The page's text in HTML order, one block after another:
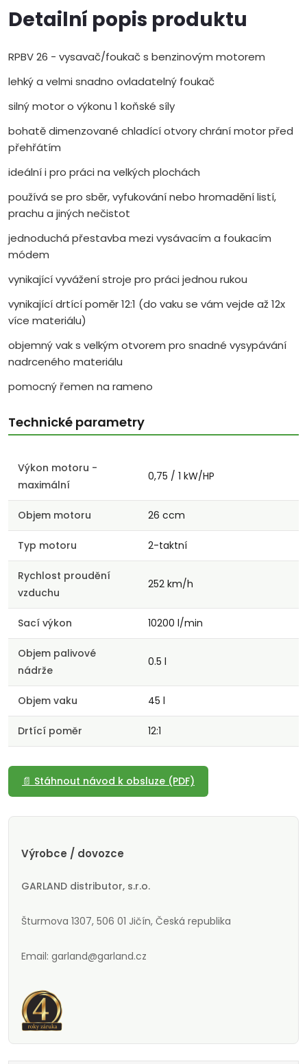
Detailní popis produktu
RPBV 26 - vysavač/foukač s benzinovým motorem
lehký a velmi snadno ovladatelný foukač
silný motor o výkonu 1 koňské síly
bohatě dimenzované chladící otvory chrání motor před
přehřátím
ideální i pro práci na velkých plochách
používá se pro sběr, vyfukování nebo hromadění listí,
prachu a jiných nečistot
jednoduchá přestavba mezi vysávacím a foukacím
módem
vynikající vyvážení stroje pro práci jednou rukou
vynikající drtící poměr 12:1 (do vaku se vám vejde až 12x
více materiálu)
objemný vak s velkým otvorem pro snadné vysypávání
nadrceného materiálu
pomocný řemen na rameno
Technické parametry
Výkon motoru -
maximální
0,75 / 1 kW/HP
Objem motoru 26 ccm
Typ motoru 2-taktní
Rychlost proudění
vzduchu
252 km/h
Sací výkon 10200 l/min
Objem palivové
nádrže
0.5 l
Objem vaku 45 l
Drtící poměr 12:1
📄 Stáhnout návod k obsluze (PDF)
Výrobce / dovozce
GARLAND distributor, s.r.o.
Šturmova 1307, 506 01 Jičín, Česká republika
Email: garland@garland.cz